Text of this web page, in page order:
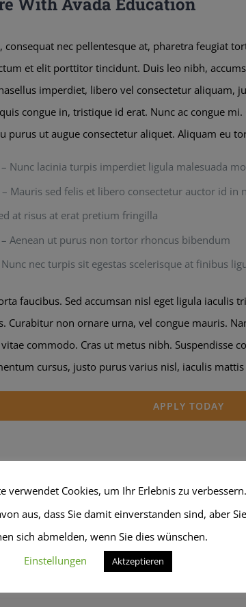
consequat nec pellentesque at, pharetra feugiat
et elit porttitor tincidunt. Duis leo nibh,
imperdiet, libero vel consectetur
congue in, tristique id erat. Nunc ac congue
purus ut augue consectetur aliquet. Aliquam eu
– Nunc lacinia turpis imperdiet ligula malesuada
– Mauris sed felis et libero consectetur auctor id in
at risus at erat pretium fringilla
– Aenean ut purus non tortor rhoncus bibendum
nec turpis sit egestas scelerisque at finibus
faucibus. Sed accumsan nisl eget ligula iaculis
Curabitur non ornare urna, vel congue mauris.
commodo. Cras ut metus nibh. Suspendisse
cursus, justo purus varius nisl, iaculis
APPLY TODAY
verwendet Cookies, um Ihr Erlebnis zu verbessern.
aus, dass Sie damit einverstanden sind, aber Sie
sich abmelden, wenn Sie dies wünschen.
Einstellungen
Aktzeptieren